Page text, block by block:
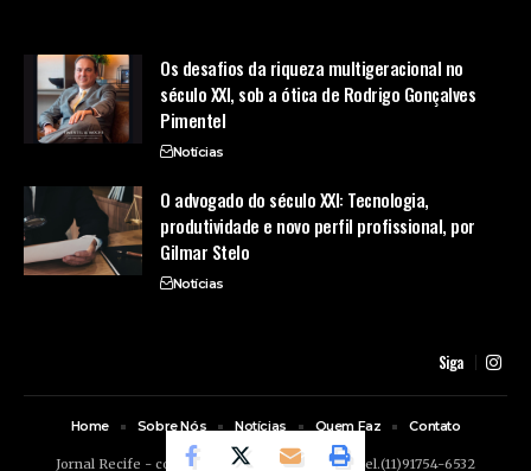
Os desafios da riqueza multigeracional no
século XXI, sob a ótica de Rodrigo Gonçalves
Pimentel
Notícias
O advogado do século XXI: Tecnologia,
produtividade e novo perfil profissional, por
Gilmar Stelo
Notícias
Siga
Jornal Recife - contato@jornalrecife.com.br- tel.(11)91754-6532
Home Sobre Nós Notícias Quem Faz Contato